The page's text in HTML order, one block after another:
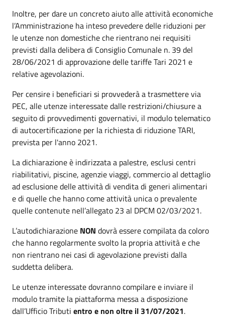
Inoltre, per dare un concreto aiuto alle attività economiche
l’Amministrazione ha inteso prevedere delle riduzioni per
le utenze non domestiche che rientrano nei requisiti
previsti dalla delibera di Consiglio Comunale n. 39 del
28/06/2021 di approvazione delle tariffe Tari 2021 e
relative agevolazioni.
Per censire i beneficiari si provvederà a trasmettere via
PEC, alle utenze interessate dalle restrizioni/chiusure a
seguito di provvedimenti governativi, il modulo telematico
di autocertificazione per la richiesta di riduzione TARI,
prevista per l'anno 2021.
La dichiarazione è indirizzata a palestre, esclusi centri
riabilitativi, piscine, agenzie viaggi, commercio al dettaglio
ad esclusione delle attività di vendita di generi alimentari
e di quelle che hanno come attività unica o prevalente
quelle contenute nell’allegato 23 al DPCM 02/03/2021.
L’autodichiarazione NON dovrà essere compilata da coloro
che hanno regolarmente svolto la propria attività e che
non rientrano nei casi di agevolazione previsti dalla
suddetta delibera.
Le utenze interessate dovranno compilare e inviare il
modulo tramite la piattaforma messa a disposizione
dall’Ufficio Tributi entro e non oltre il 31/07/2021.